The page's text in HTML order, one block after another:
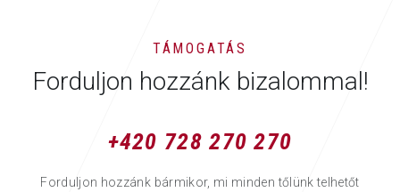
TÁMOGATÁS
Forduljon hozzánk bizalommal!
+420 728 270 270
Forduljon hozzánk bármikor, mi minden tőlünk telhetőt